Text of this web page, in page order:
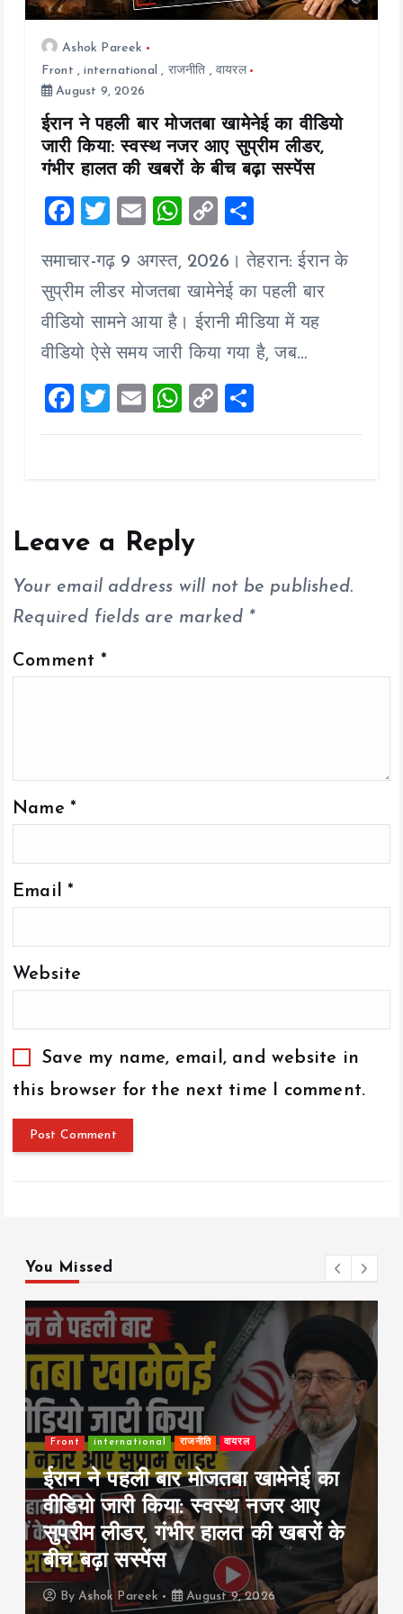
Ashok Pareek
Front ,international , राजनीति , वायरल
August 9, 2026
ईरान ने पहली बार मोजतबा खामेनेई का वीडियो
जारी किया: स्वस्थ नजर आए सुप्रीम लीडर,
गंभीर हालत की खबरों के बीच बढ़ा सस्पेंस
F
ce
b
o
o
k
T
tt
er
E
ai
l
W
at
s
A
p
p
C
p
y
Li
n
k
a
re
समाचार-गढ़ 9 अगस्त, 2026। तेहरान: ईरान के
सुप्रीम लीडर मोजतबा खामेनेई का पहली बार
वीडियो सामने आया है। ईरानी मीडिया में यह
वीडियो ऐसे समय जारी किया गया है, जब…
F
a
o
T
wi
E
m
W
h
p
p
C
o
h
Leave a Reply
Your email address will not be published.
Required fields are marked *
Comment *
Name *
Email *
Website
Save my name, email, and website in
this browser for the next time I comment.
You Missed
Front इंडिया राजनीति
2027 के चुनावों में Gen-Z बनेगा
गेमचेंजर? 7 राज्यों में 22% युवा वोटर,
5% वोट का बदलाव बदल सकता है
सियासी गणित
ByAshok Pareek August 9, 2026